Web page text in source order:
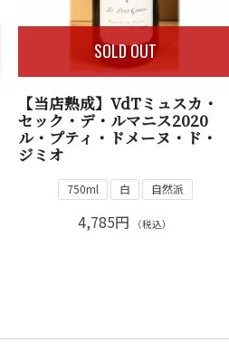
SOLD OUT
【当店熟成】VdTミュスカ・
セック・デ・ルマニス2020
ル・プティ・ドメーヌ・ド・
ジミオ
750ml 白 自然派
4,785円 （税込）